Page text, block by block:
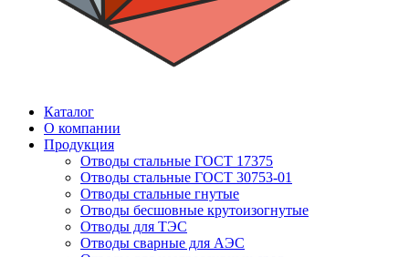
Каталог
О компании
Продукция
Отводы стальные ГОСТ 17375
Отводы стальные ГОСТ 30753-01
Отводы стальные гнутые
Отводы бесшовные крутоизогнутые
Отводы для ТЭС
Отводы сварные для АЭС